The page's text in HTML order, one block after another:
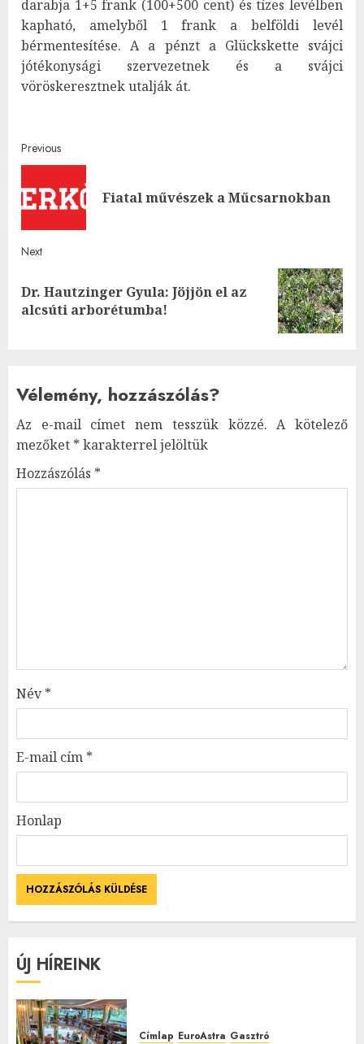
darabja 1+5 frank (100+500 cent) és tízes levélben
kapható, amelyből 1 frank a belföldi levél
bérmentesítése. A a pénzt a Glückskette svájci
jótékonysági szervezetnek és a svájci
vöröskeresztnek utalják át.
Post
navigation
Previous
Fiatal művészek a Műcsarnokban
Next
Next
post:
Dr. Hautzinger Gyula: Jöjjön el az
alcsúti arborétumba!
Vélemény, hozzászólás?
Az e-mail címet nem tesszük közzé. A kötelező
mezőket * karakterrel jelöltük
Hozzászólás *
Név*
E-mail cím *
Honlap
ÚJ HÍREINK
Címlap EuroAstra Gasztró